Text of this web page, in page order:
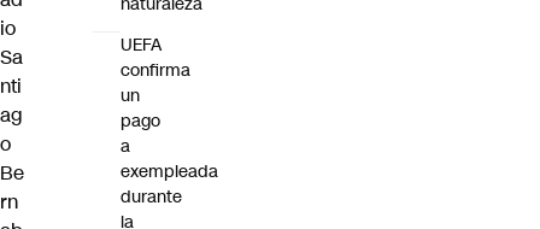
io
Sa
nti
ag
o
Be
rn
UEFA
confirma
un
pago
a
exempleada
durante
la